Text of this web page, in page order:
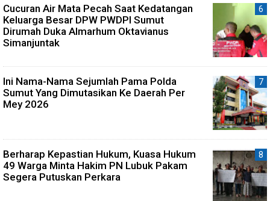
Cucuran Air Mata Pecah Saat Kedatangan
Keluarga Besar DPW PWDPI Sumut
Dirumah Duka Almarhum Oktavianus
Simanjuntak
Ini Nama-Nama Sejumlah Pama Polda
Sumut Yang Dimutasikan Ke Daerah Per
Mey 2026
Berharap Kepastian Hukum, Kuasa Hukum
49 Warga Minta Hakim PN Lubuk Pakam
Segera Putuskan Perkara